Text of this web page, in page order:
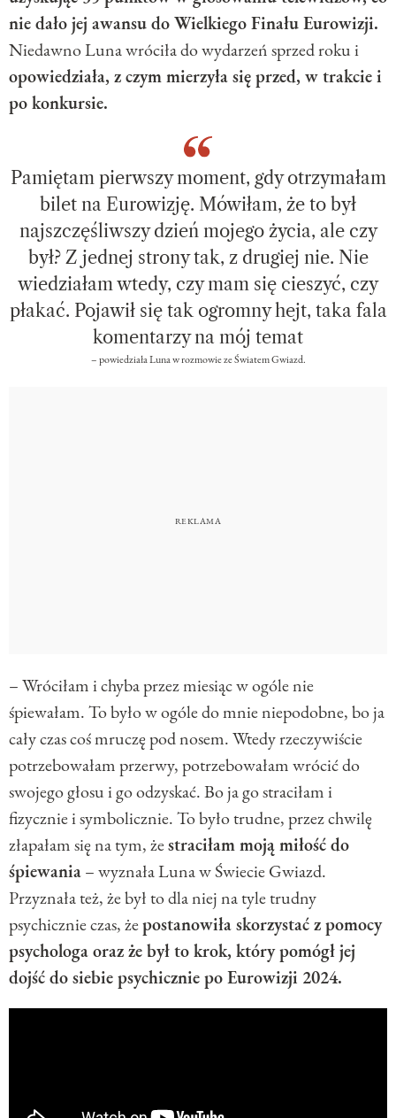
nie dało jej awansu do Wielkiego Finału Eurowizji.
Niedawno Luna wróciła do wydarzeń sprzed roku i
opowiedziała, z czym mierzyła się przed, w trakcie i
po konkursie.
Pamiętam pierwszy moment, gdy otrzymałam
bilet na Eurowizję. Mówiłam, że to był
najszczęśliwszy dzień mojego życia, ale czy
był? Z jednej strony tak, z drugiej nie. Nie
wiedziałam wtedy, czy mam się cieszyć, czy
płakać. Pojawił się tak ogromny hejt, taka fala
komentarzy na mój temat
– powiedziała Luna w rozmowie ze Światem Gwiazd.
– Wróciłam i chyba przez miesiąc w ogóle nie
śpiewałam. To było w ogóle do mnie niepodobne, bo ja
cały czas coś mruczę pod nosem. Wtedy rzeczywiście
potrzebowałam przerwy, potrzebowałam wrócić do
swojego głosu i go odzyskać. Bo ja go straciłam i
fizycznie i symbolicznie. To było trudne, przez chwilę
złapałam się na tym, żestraciłam moją miłość do
śpiewania– wyznała Luna w Świecie Gwiazd.
Przyznała też, że był to dla niej na tyle trudny
psychicznie czas, żepostanowiła skorzystać z pomocy
psychologa oraz że był to krok, który pomógł jej
dojść do siebie psychicznie po Eurowizji 2024.